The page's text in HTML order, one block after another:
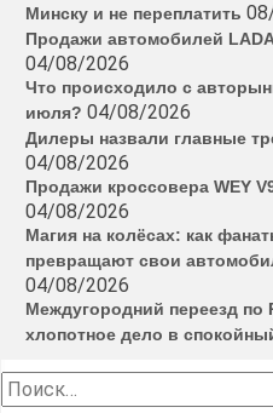
Минску и не переплатить
Продажи автомобилей
04/08/2026
Что происходило с
июля? 04/08/2026
Дилеры назвали главные
04/08/2026
Продажи кроссовера WEY
04/08/2026
Магия на колёсах: как
превращают свои
04/08/2026
Междугородний переезд по
хлопотное дело в
Найти: